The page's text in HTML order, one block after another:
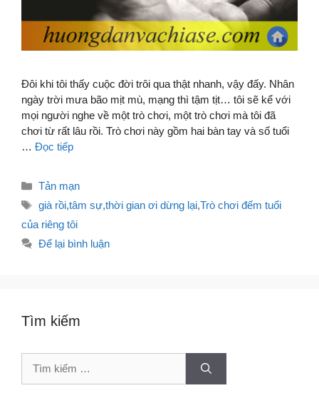
Đôi khi tôi thấy cuộc đời trôi qua thật nhanh, vậy đấy. Nhân
ngày trời mưa bão mịt mù, mạng thì tậm tịt… tôi sẽ kể với
mọi người nghe về một trò chơi, một trò chơi mà tôi đã
chơi từ rất lâu rồi. Trò chơi này gồm hai bàn tay và số tuổi
… Đọc tiếp
Danh
mục
Tản mạn
Thẻ
già rồi,tâm sự,thời gian ơi dừng lại,Trò chơi đếm tuổi
của riêng tôi
Để lại bình luận
Tìm kiếm
Tìm